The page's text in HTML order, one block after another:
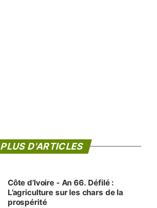
PLUS D'ARTICLES
Côte d’Ivoire - An 66. Défilé :
L’agriculture sur les chars de la
prospérité